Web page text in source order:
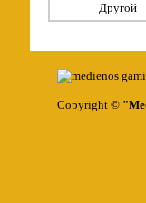
Другой
Copyright ©